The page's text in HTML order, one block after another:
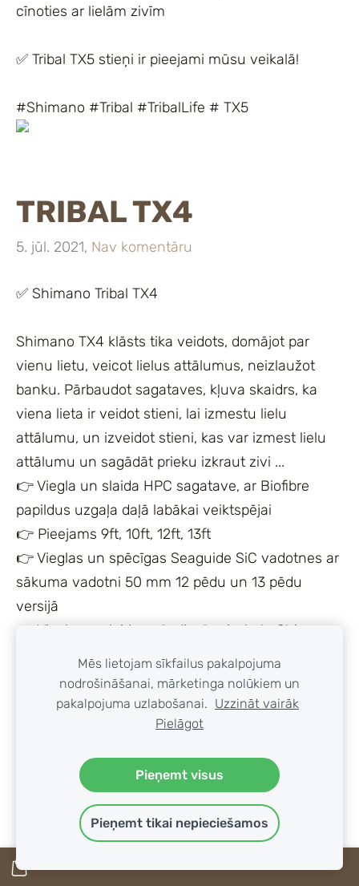
cīnoties ar lielām zivīm
✅ Tribal TX5 stieņi ir pieejami mūsu veikalā!
#Shimano #Tribal #TribalLife # TX5
TRIBAL TX4
5. jūl. 2021, Nav komentāru
✅ Shimano Tribal TX4
Shimano TX4 klāsts tika veidots, domājot par
vienu lietu, veicot lielus attālumus, neizlaužot
banku. Pārbaudot sagataves, kļuva skaidrs, ka
viena lieta ir veidot stieni, lai izmestu lielu
attālumu, un izveidot stieni, kas var izmest lielu
attālumu un sagādāt prieku izkraut zivi ...
👉 Viegla un slaida HPC sagatave, ar Biofibre
papildus uzgaļa daļā labākai veiktspējai
👉 Pieejams 9ft, 10ft, 12ft, 13ft
👉 Vieglas un spēcīgas Seaguide SiC vadotnes ar
sākuma vadotni 50 mm 12 pēdu un 13 pēdu
versijā
👉 Viegla un slaida, mūsdienīga izskata Shimano
DPS Woven Carbon spole
👉 Samaziniet rokturi labākai veiktspējai,
makšķerējot lietū
mūsu veikalā jau tagad!
Mēs lietojam sīkfailus pakalpojuma
nodrošināšanai, mārketinga nolūkiem un
pakalpojuma uzlabošanai. Uzzināt vairāk
Pielāgot
Pieņemt visus
Pieņemt tikai nepieciešamos